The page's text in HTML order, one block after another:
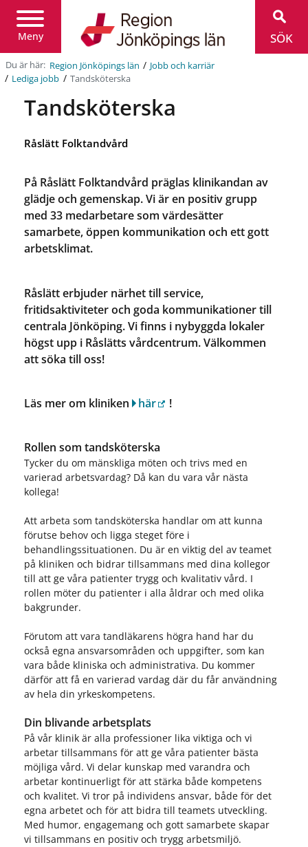
Meny
Jönköpings
län
SÖK
Du är här: Region Jönköpings län / Jobb och karriär
/ Lediga jobb / Tandsköterska
Tandsköterska
Råslätt Folktandvård
På Råslätt Folktandvård präglas klinikandan av
glädje och gemenskap. Vi är en positiv grupp
med 33 medarbetare som värdesätter
samarbete, öppen kommunikation och ett gott
arbetsklimat.
Råslätt erbjuder närhet till service,
fritidsaktiviteter och goda kommunikationer till
centrala Jönköping. Vi finns i nybyggda lokaler
högst upp i Råslätts vårdcentrum. Välkommen
att söka till oss!
Läs mer om kliniken här !
Rollen som tandsköterska
Tycker du om mänskliga möten och trivs med en
varierad arbetsvardag? Då kan du vara vår nästa
kollega!
Att arbeta som tandsköterska handlar om att kunna
förutse behov och ligga steget före i
behandlingssituationen. Du är en viktig del av teamet
på kliniken och bidrar tillsammans med dina kollegor
till att ge våra patienter trygg och kvalitativ vård. I
rollen möter du patienter i alla åldrar och med olika
bakgrunder.
Förutom att vara tandläkarens högra hand har du
också egna ansvarsområden och uppgifter, som kan
vara både kliniska och administrativa. Du kommer
därför att få en varierad vardag där du får användning
av hela din yrkeskompetens.
Din blivande arbetsplats
På vår klinik är alla professioner lika viktiga och vi
arbetar tillsammans för att ge våra patienter bästa
möjliga vård. Vi delar kunskap med varandra och
arbetar kontinuerligt för att stärka både kompetens
och kvalitet. Vi tror på individens ansvar, både för det
egna arbetet och för att bidra till teamets utveckling.
Med humor, engagemang och gott samarbete skapar
vi tillsammans en positiv och trygg arbetsmiljö.